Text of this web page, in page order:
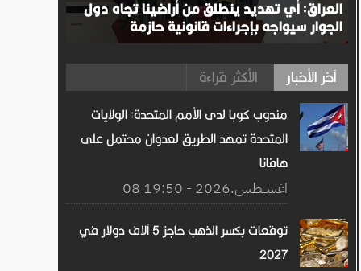
العراق: أي تهديد ينطلق من أراضينا تجاه دول
الجوار سيواجه بإجراءات قانونية حازمة
آخر الأخبار الأكثر قراءة
مندوب كوبا لدى الأمم المتحدة: الولايات
المتحدة تمهد الطريق لعدوان محتمل على
هافانا
08 اغســطس.2026 - 19:50
توقعات بكسر الذهب حاجز 5 آلاف دولار في
2027